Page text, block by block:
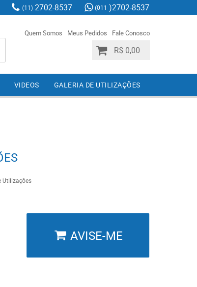
(11) 2702-8537 (011 )2702-8537
Quem Somos Meus Pedidos Fale Conosco
R$ 0,00
VIDEOS GALERIA DE UTILIZAÇÕES
Utilizações
AVISE-ME